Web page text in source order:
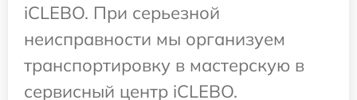
iCLEBO. При серьезной
неисправности мы организуем
транспортировку в мастерскую в
сервисный центр iCLEBO.